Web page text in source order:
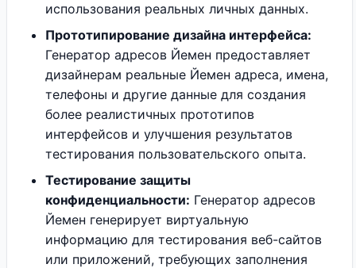
использования реальных личных данных.
Прототипирование дизайна интерфейса:
Генератор адресов Йемен предоставляет
дизайнерам реальные Йемен адреса, имена,
телефоны и другие данные для создания
более реалистичных прототипов
интерфейсов и улучшения результатов
тестирования пользовательского опыта.
Тестирование защиты
конфиденциальности: Генератор адресов
Йемен генерирует виртуальную
информацию для тестирования веб-сайтов
или приложений, требующих заполнения